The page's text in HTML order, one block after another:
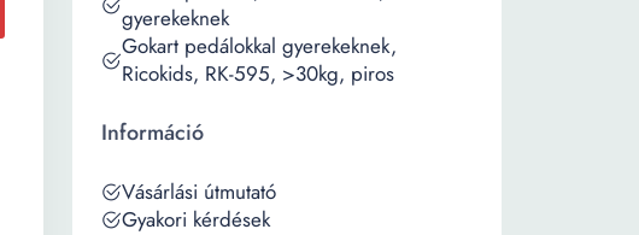
gyerekeknek
Gokart pedálokkal gyerekeknek,
Ricokids, RK-595, >30kg, piros
Információ
Vásárlási útmutató
Gyakori kérdések